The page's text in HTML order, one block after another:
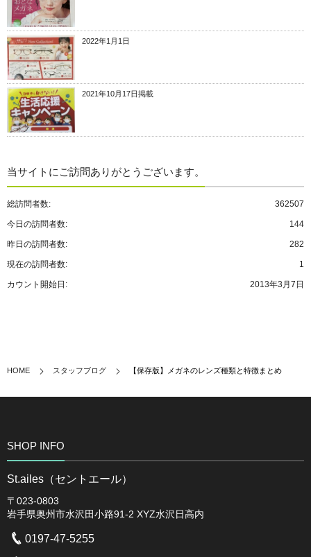
2022年1月1日
2021年10月17日掲載
当サイトにご訪問ありがとうございます。
362507
総訪問者数:
144
今日の訪問者数:
282
昨日の訪問者数:
1
現在の訪問者数:
2013年3月7日
カウント開始日:
HOME スタッフブログ 【保存版】メガネのレンズ種類と特徴まとめ
SHOP INFO
St.ailes（セントエール）
〒023-0803
岩手県奥州市水沢田小路91-2 XYZ水沢日高内
0197-47-5255